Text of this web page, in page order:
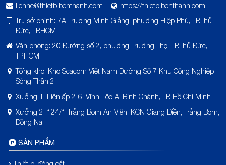
lienhe@thietbibenthanh.com
https://thietbibenthanh.com
Trụ sở chính: 7A Trương Minh Giảng, phường Hiệp Phú, TP.Thủ
Đức, TP.HCM
Văn phòng: 20 Đường số 2, phường Trường Thọ, TP.Thủ Đức,
TP.HCM
Tổng kho: Kho Scacom Việt Nam Đường Số 7 Khu Công Nghiệp
Sóng Thần 2
Xưởng 1: Liên ấp 2-6, Vĩnh Lộc A, Bình Chánh, TP. Hồ Chí Minh
Xưởng 2: 124/1 Trảng Bom An Viễn, KCN Giang Điền, Trảng Bom,
Đồng Nai
SẢN PHẨM